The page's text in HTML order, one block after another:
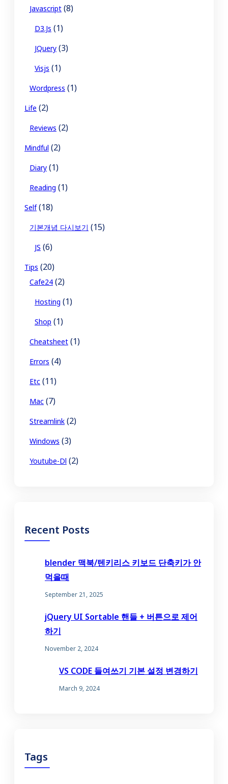
Javascript (8)
D3.js (1)
JQuery (3)
Visjs (1)
Wordpress (1)
Life (2)
Reviews (2)
Mindful (2)
Diary (1)
Reading (1)
Self(18)
기본개념 다시보기 (15)
JS (6)
Tips (20)
Cafe24 (2)
Hosting (1)
Shop (1)
Cheatsheet (1)
Errors (4)
Etc (11)
Mac (7)
Streamlink (2)
Windows (3)
Youtube-Dl (2)
Recent Posts
blender 맥북/텐키리스 키보드 단축키가 안
먹을때
September 21, 2025
jQuery UI Sortable 핸들 + 버튼으로 제어
하기
November 2, 2024
VS CODE 들여쓰기 기본 설정 변경하기
March 9, 2024
Tags